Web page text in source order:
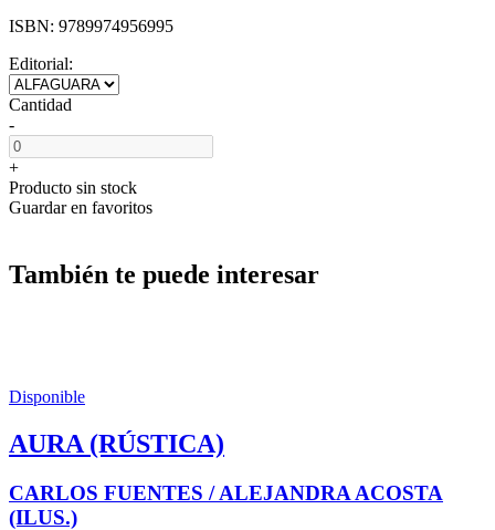
ISBN: 9789974956995
Editorial:
Cantidad
-
+
Producto sin stock
Guardar en favoritos
También te puede interesar
Disponible
AURA (RÚSTICA)
CARLOS FUENTES / ALEJANDRA ACOSTA
(ILUS.)